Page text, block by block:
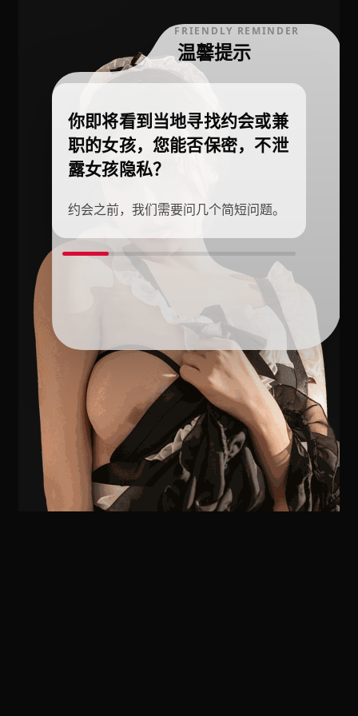
FRIENDLY REMINDER
温馨提示
你即将看到当地寻找约会或兼
职的女孩，您能否保密，不泄
露女孩隐私？
约会之前，我们需要问几个简短问题。